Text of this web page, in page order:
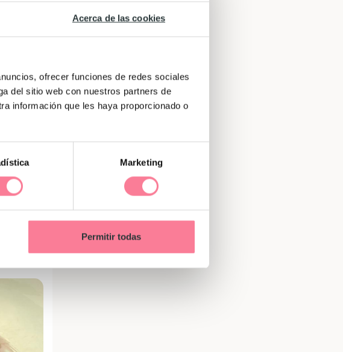
Acerca de las cookies
ofrecer funciones de redes sociales
del sitio web con nuestros partners de
información que les haya proporcionado o
Marketing
Permitir todas